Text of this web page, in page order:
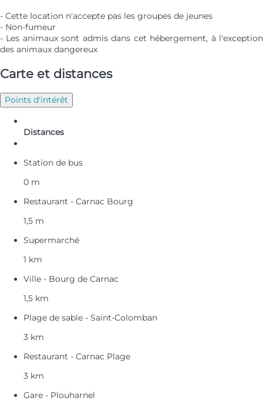
- Cette location n'accepte pas les groupes de jeunes
- Non-fumeur
- Les animaux sont admis dans cet hébergement, à l'exception
des animaux dangereux
Carte et distances
Points d'intérêt
Distances
Station de bus
0 m
Restaurant - Carnac Bourg
1,5 m
Supermarché
1 km
Ville - Bourg de Carnac
1,5 km
Plage de sable - Saint-Colomban
3 km
Restaurant - Carnac Plage
3 km
Gare - Plouharnel